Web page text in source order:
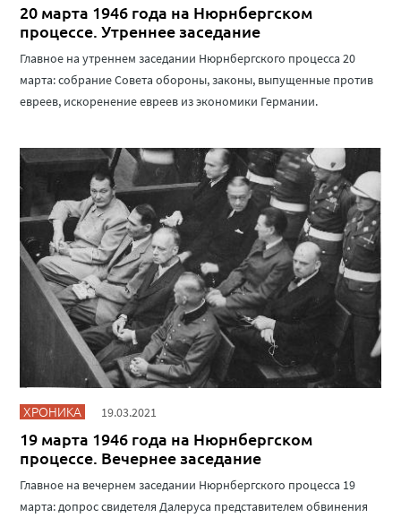
20 марта 1946 года на Нюрнбергском
процессе. Утреннее заседание
Главное на утреннем заседании Нюрнбергского процесса 20
марта: собрание Совета обороны, законы, выпущенные против
евреев, искоренение евреев из экономики Германии.
ХРОНИКА 19.03.2021
19 марта 1946 года на Нюрнбергском
процессе. Вечернее заседание
Главное на вечернем заседании Нюрнбергского процесса 19
марта: допрос свидетеля Далеруса представителем обвинения